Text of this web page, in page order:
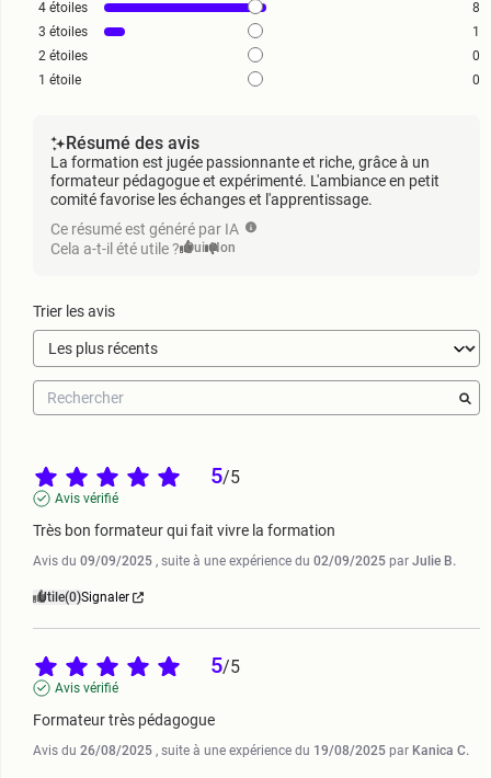
4 étoiles
8
3 étoiles
1
2 étoiles
0
1 étoile 0
Résumé des avis
La formation est jugée passionnante et riche, grâce à un
formateur pédagogue et expérimenté. L'ambiance en petit
comité favorise les échanges et l'apprentissage.
Ce résumé est généré par IA
Cela a-t-il été utile ? Oui Non
Trier les avis
5/5
Avis vérifié
Très bon formateur qui fait vivre la formation
Avis du 09/09/2025 , suite à une expérience du 02/09/2025 par Julie B.
Utile(0)Signaler
5/5
Avis vérifié
Formateur très pédagogue
Avis du 26/08/2025 , suite à une expérience du 19/08/2025 par Kanica C.